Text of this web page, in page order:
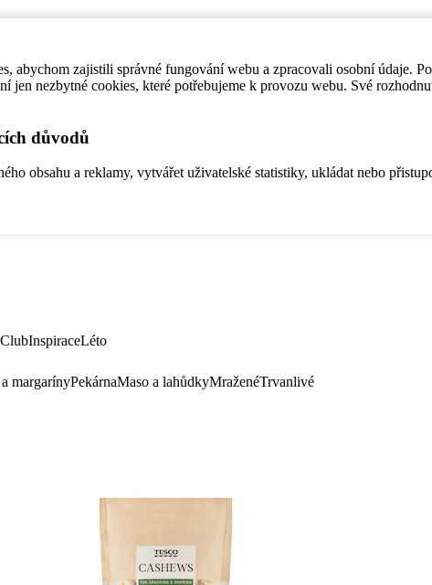
abychom zajistili správné fungování webu a zpracovali osobní údaje.
jen nezbytné cookies, které potřebujeme k provozu webu. Své
důvodů
obsahu a reklamy, vytvářet uživatelské statistiky, ukládat nebo
InspiraceLéto
margarínyPekárnaMaso a lahůdkyMraženéTrvanlivé